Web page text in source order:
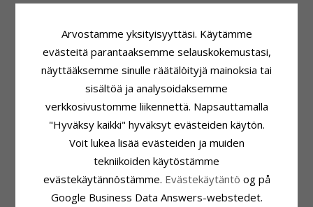
Riipus
Karaatin: 14
Jalometalli: Kulta Ja Valkokultaa
Kiiltävä
Hionta:Briljanttihiottu
Kivi: Timantti
Timantin Väri:
Wesselton
Timantin Kirkkaus:
Karaatti:0,06
Kiinnitys
Korkeus Riipuspidikkeen Kanssa:
Toimitusaika
Toimitusaika:4-5 Arkipäivä
Sopii Leveisiin Kultaketjuihin
Käärme Maks.:1,0 mm
Venetsia Maks.: 1,2 mm
Arvostamme yksityisyyttäsi. Käytämme
evästeitä parantaaksemme selauskokemustasi,
näyttääksemme sinulle räätälöityjä mainoksia tai
sisältöä ja analysoidaksemme
verkkosivustomme liikennettä. Napsauttamalla
"Hyväksy kaikki" hyväksyt evästeiden käytön.
Voit lukea lisää evästeiden ja muiden
tekniikoiden käytöstämme
evästekäytännöstämme. Evästekäytäntö og på
Google Business Data Answers-webstedet.